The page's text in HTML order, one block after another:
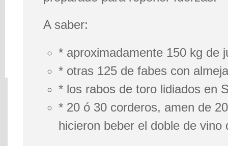
A saber:
* aproximadamente 150 kg de
* otras 125 de fabes con
* los rabos de toro lidiados en
* 20 ó 30 corderos, amen de
hicieron beber el doble de